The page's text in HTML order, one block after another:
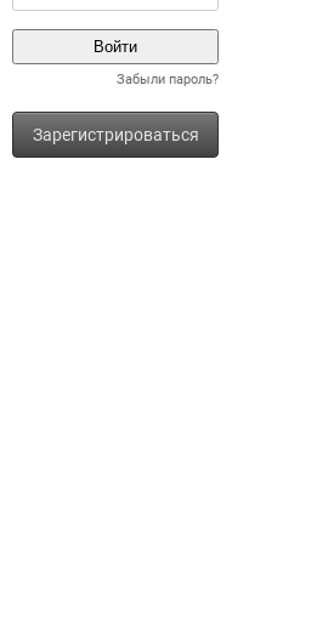
Забыли пароль?
Зарегистрироваться